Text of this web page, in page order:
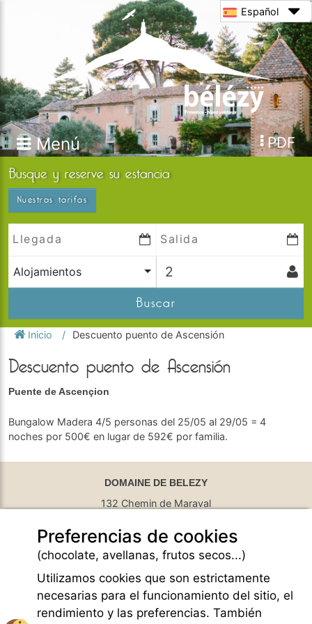
Menú PDF
Español
Busque y reserve su estancia
Nuestras tarifas
Alojamientos
Buscar
Inicio Descuento puento de Ascensión
Descuento puento de Ascensión
Puente de Ascençion
Bungalow Madera 4/5 personas del 25/05 al 29/05 = 4
noches por 500€ en lugar de 592€ por familia.
DOMAINE DE BELEZY
132 Chemin de Maraval
GPS Latitude : 44.130661010742187
GPS Longitude : 5.1876931190490723
E-mail :belezy@libranoo.com
Tél : +33(0)4 90 65 60 18
Newsletter France 4 Naturisme
Hacer una pregunta
Preferencias de cookies
(chocolate, avellanas, frutos secos...)
Utilizamos cookies que son estrictamente
necesarias para el funcionamiento del sitio, el
rendimiento y las preferencias. También